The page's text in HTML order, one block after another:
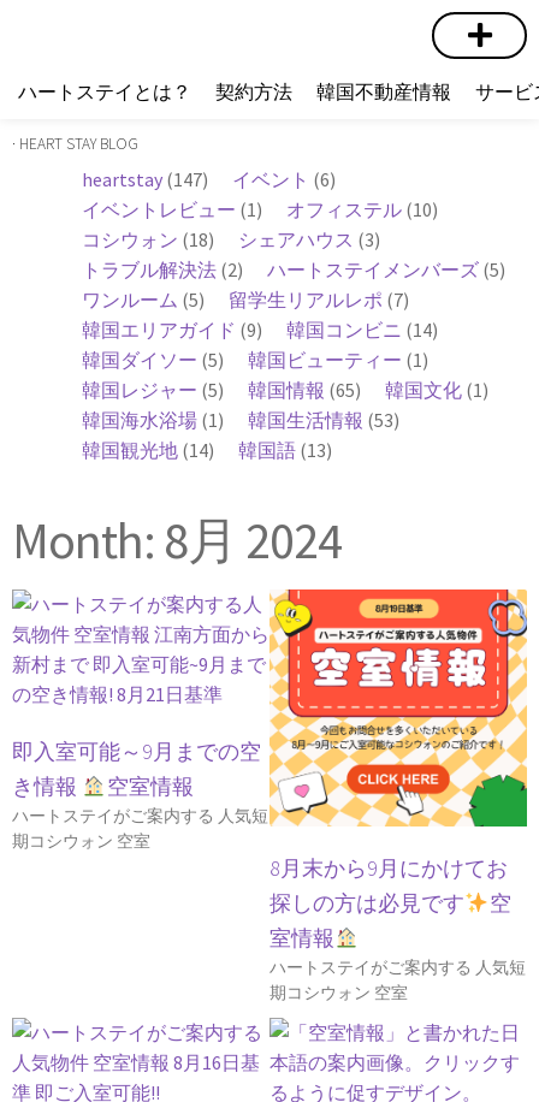
ハートステイとは？ 契約方法 韓国不動産情報 サービ
· HEART STAY BLOG
heartstay (147) イベント (6)
イベントレビュー (1) オフィステル (10)
コシウォン (18) シェアハウス (3)
トラブル解決法 (2) ハートステイメンバーズ (5)
ワンルーム (5) 留学生リアルレポ (7)
韓国エリアガイド (9) 韓国コンビニ (14)
韓国ダイソー (5) 韓国ビューティー (1)
韓国レジャー (5) 韓国情報 (65) 韓国文化 (1)
韓国海水浴場 (1) 韓国生活情報 (53)
韓国観光地 (14) 韓国語 (13)
Month: 8月 2024
即入室可能～9月までの空
き情報
空室情報
ハートステイがご案内する 人気短
期コシウォン 空室
8月末から9月にかけてお
探しの方は必見です
空
室情報
ハートステイがご案内する 人気短
期コシウォン 空室